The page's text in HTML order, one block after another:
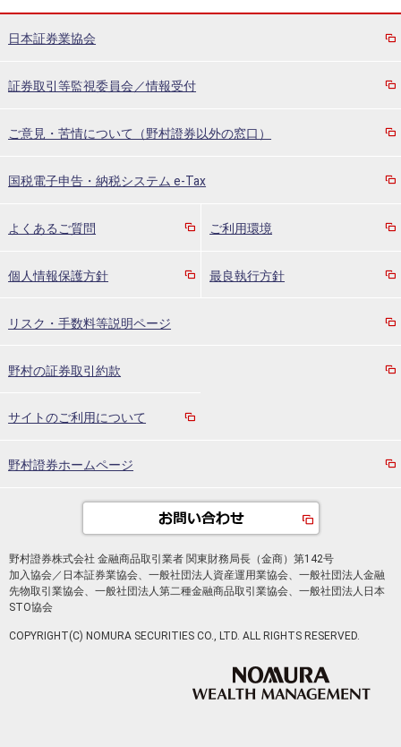
日本証券業協会
証券取引等監視委員会／情報受付
ご意見・苦情について（野村證券以外の窓口）
国税電子申告・納税システム e-Tax
よくあるご質問 ご利用環境
個人情報保護方針 最良執行方針
リスク・手数料等説明ページ
野村の証券取引約款
サイトのご利用について
野村證券ホームページ
野村證券株式会社 金融商品取引業者 関東財務局長（金商）第142号
加入協会／日本証券業協会、一般社団法人資産運用業協会、一般社団法人金融
先物取引業協会、一般社団法人第二種金融商品取引業協会、一般社団法人日本
STO協会
COPYRIGHT(C) NOMURA SECURITIES CO., LTD. ALL RIGHTS RESERVED.